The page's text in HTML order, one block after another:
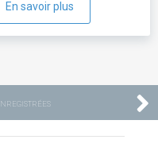
En savoir plus